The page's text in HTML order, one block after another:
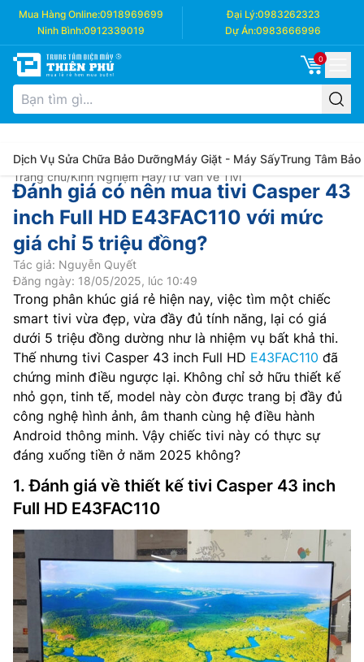
Mua Hàng Online:0918969699 Đại Lý:0983262323
Ninh Bình:0912339019 Dự Án:0983666996
0
Dịch Vụ Sửa Chữa Bảo DưỡngMáy Giặt - Máy SấyTrung Tâm Bảo
Trang chủ/Kinh Nghiệm Hay/Tư Vấn về Tivi
Đánh giá có nên mua tivi Casper 43
inch Full HD E43FAC110 với mức
giá chỉ 5 triệu đồng?
Tác giả: Nguyễn Quyết
Đăng ngày: 18/05/2025, lúc 10:49
Trong phân khúc giá rẻ hiện nay, việc tìm một chiếc
smart tivi vừa đẹp, vừa đầy đủ tính năng, lại có giá
dưới 5 triệu đồng dường như là nhiệm vụ bất khả thi.
Thế nhưng tivi Casper 43 inch Full HD E43FAC110 đã
chứng minh điều ngược lại. Không chỉ sở hữu thiết kế
nhỏ gọn, tinh tế, model này còn được trang bị đầy đủ
công nghệ hình ảnh, âm thanh cùng hệ điều hành
Android thông minh. Vậy chiếc tivi này có thực sự
đáng xuống tiền ở năm 2025 không?
1. Đánh giá về thiết kế tivi Casper 43 inch
Full HD E43FAC110